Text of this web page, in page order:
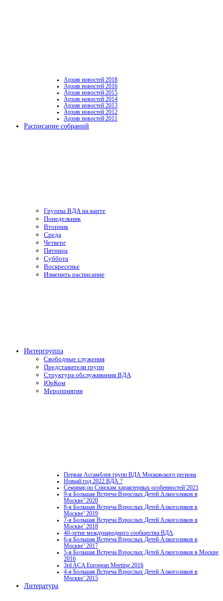
Архив новостей 2018
Архив новостей 2016
Архив новостей 2015
Архив новостей 2014
Архив новостей 2013
Архив новостей 2012
Архив новостей 2011
Расписание собраний
Группы ВДА на карте
Понедельник
Вторник
Среда
Четверг
Пятница
Суббота
Воскресенье
Изменить расписание
Интергруппа
Свободные служения
Представители групп
Структура обслуживания ВДА
ЮрКом
Мероприятия
Первая Ассамблея групп ВДА Московского региона
Новый год 2022 ВДА ?
Семинар по Спискам характерных особенностей’2021
9-я Большая Встреча Взрослых Детей Алкоголиков в
Москве’ 2020
8-я Большая Встреча Взрослых Детей Алкоголиков в
Москве’ 2019
7-я Большая Встреча Взрослых Детей Алкоголиков в
Москве’ 2018
40-летие международного сообщества ВДА
6-я Большая Встреча Взрослых Детей Алкоголиков в
Москве’ 2017
5-я Большая Встреча Взрослых Детей Алкоголиков в Москве
2016
3rd ACA European Meeting 2016
4-я Большая Встреча Взрослых Детей Алкоголиков в
Москве’ 2015
Литература